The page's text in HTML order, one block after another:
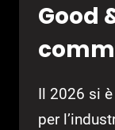
Good
Il 2026 si
per